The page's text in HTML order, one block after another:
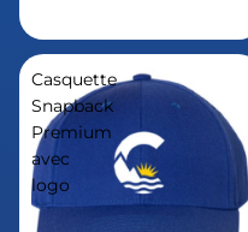
Casquette
Snapback
Premium
avec
logo